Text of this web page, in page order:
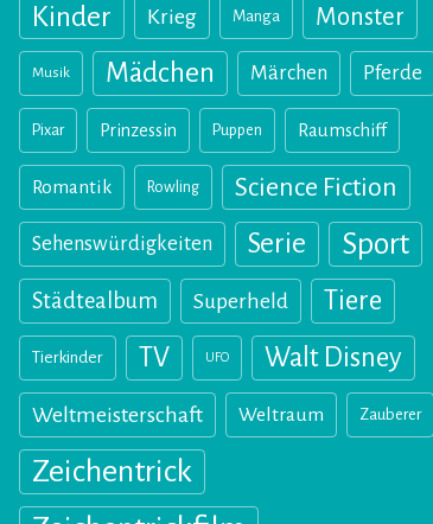
Kinder Krieg Manga Monster
Musik Mädchen Märchen Pferde
Pixar Prinzessin Puppen Raumschiff
Romantik Rowling Science Fiction
Sehenswürdigkeiten Serie Sport
Städtealbum Superheld Tiere
Tierkinder TV UFO Walt Disney
Weltmeisterschaft Weltraum Zauberer
Zeichentrick